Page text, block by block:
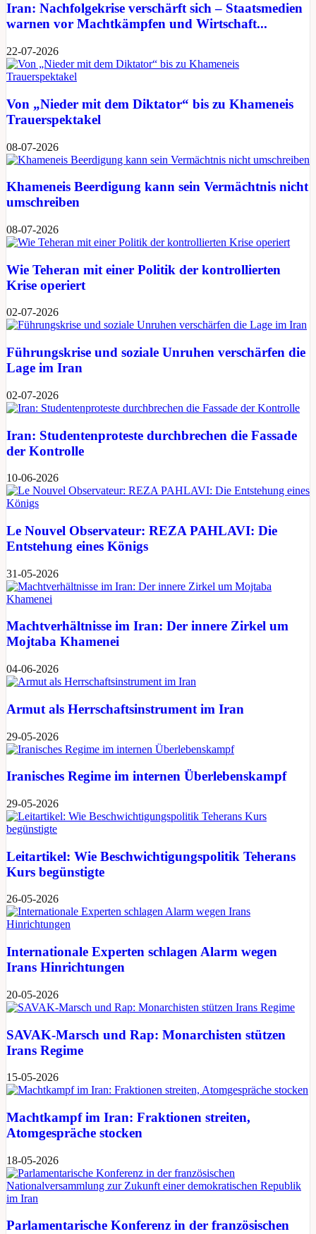
Iran: Nachfolgekrise verschärft sich – Staatsmedien
warnen vor Machtkämpfen und Wirtschaft...
22-07-2026
Von „Nieder mit dem Diktator“ bis zu Khameneis
Trauerspektakel
08-07-2026
Khameneis Beerdigung kann sein Vermächtnis nicht
umschreiben
08-07-2026
Wie Teheran mit einer Politik der kontrollierten
Krise operiert
02-07-2026
Führungskrise und soziale Unruhen verschärfen die
Lage im Iran
02-07-2026
Iran: Studentenproteste durchbrechen die Fassade
der Kontrolle
10-06-2026
Le Nouvel Observateur: REZA PAHLAVI: Die
Entstehung eines Königs
31-05-2026
Machtverhältnisse im Iran: Der innere Zirkel um
Mojtaba Khamenei
04-06-2026
Armut als Herrschaftsinstrument im Iran
29-05-2026
Iranisches Regime im internen Überlebenskampf
29-05-2026
Leitartikel: Wie Beschwichtigungspolitik Teherans
Kurs begünstigte
26-05-2026
Internationale Experten schlagen Alarm wegen
Irans Hinrichtungen
20-05-2026
SAVAK-Marsch und Rap: Monarchisten stützen
Irans Regime
15-05-2026
Machtkampf im Iran: Fraktionen streiten,
Atomgespräche stocken
18-05-2026
Parlamentarische Konferenz in der französischen